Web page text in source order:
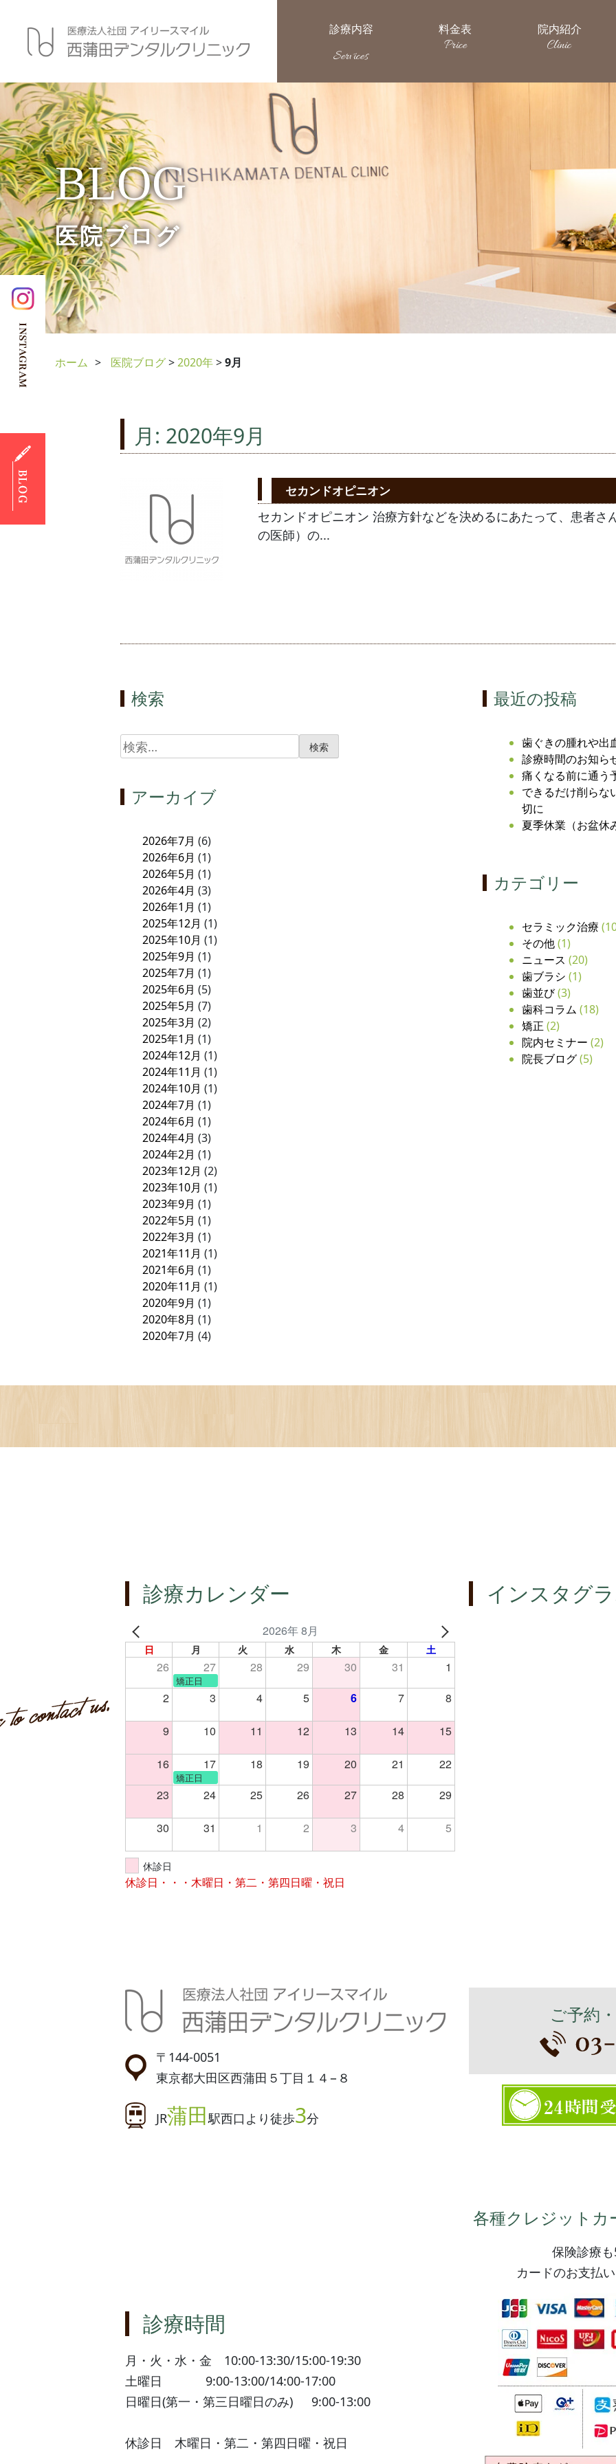
診療内容
Services
料金表
Price
院内紹介
Clinic
BLOG
医院ブログ
Skip
ホーム 医院ブログ>2020年>9月
月: 2020年9月
セカンドオピニオン
セカンドオピニオン 治療方針などを決めるにあたって、患者さ
の医師）の...
検索
検
索:
最近の投稿
歯ぐきの腫れや出
診療時間のお知ら
痛くなる前に通う
できるだけ削らな
切に
夏季休業（お盆休
アーカイブ
2026年7月 (6)
2026年6月 (1)
2026年5月 (1)
2026年4月 (3)
2026年1月 (1)
2025年12月 (1)
2025年10月 (1)
2025年9月 (1)
2025年7月 (1)
2025年6月 (5)
2025年5月 (7)
2025年3月 (2)
2025年1月 (1)
2024年12月 (1)
2024年11月 (1)
2024年10月 (1)
2024年7月 (1)
2024年6月 (1)
2024年4月 (3)
2024年2月 (1)
2023年12月 (2)
2023年10月 (1)
2023年9月 (1)
2022年5月 (1)
2022年3月 (1)
2021年11月 (1)
2021年6月 (1)
2020年11月 (1)
2020年9月 (1)
2020年8月 (1)
2020年7月 (4)
カテゴリー
セラミック治療
その他(1)
ニュース (20)
歯ブラシ (1)
歯並び(3)
歯科コラム (18)
矯正 (2)
院内セミナー (2)
院長ブログ(5)
診療カレンダー
2026年 8月
日 月 火 水 木 金 土
26 27 28 29 30 31 1
矯正日
2 3 4 5 6 7 8
9 10 11 12 13 14 15
16 17 18 19 20 21 22
矯正日
23 24 25 26 27 28 29
30 31 1 2 3 4 5
休診日
休診日・・・木曜日・第二・第四日曜・祝日
インスタグ
〒144-0051
東京都大田区西蒲田５丁目１４−８
JR蒲田駅西口より徒歩3分
ご予約
診療時間
月・火・水・金 10:00-13:30/15:00-19:30
土曜日 9:00-13:00/14:00-17:00
日曜日(第一・第三日曜日のみ) 9:00-13:00
休診日 木曜日・第二・第四日曜・祝日
各種クレジットカ
保険診療
カードのお支払